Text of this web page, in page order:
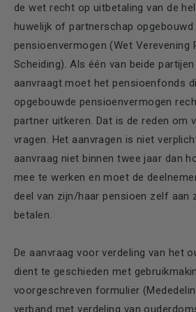
de wet recht op uitbetaling van de
huwelijk of partnerschap
pensioenvermogen (Wet Verevening
Scheiding). Als één van beide
aanvraagt moet het pensioenfonds
opgebouwde pensioenvermogen
partner uitkeren. Dat is de reden om
vragen. Het aanvragen is niet
aanvraag niet binnen twee jaar dan
mee te werken en moet de
deel van zijn/haar pensioen zelf aan
betalen.
De aanvraag voor verdeling van het
dient te geschieden met
voorgeschreven formulier
verband met verdeling van